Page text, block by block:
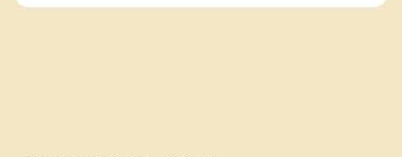
す。クリーフでの経験が、自分の「働く